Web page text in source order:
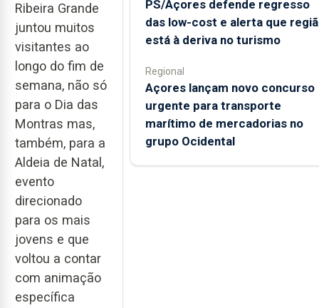
Ribeira Grande
juntou muitos
visitantes ao
longo do fim de
semana, não só
para o Dia das
Montras mas,
também, para a
Aldeia de Natal,
evento
direcionado
para os mais
jovens e que
voltou a contar
com animação
específica
PS/Açores defende regresso
das low-cost e alerta que
está à deriva no turismo
Regional
Açores lançam novo concurso
urgente para transporte
marítimo de mercadorias no
grupo Ocidental